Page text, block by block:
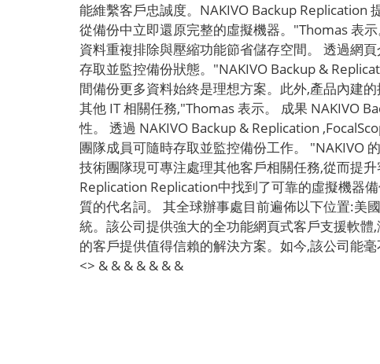
能維繫客戶忠誠度。NAKIVO Backup Replication
從備份中立即還原完整的虛擬機器。"Thomas 表
資料重複排除與壓縮功能節省儲存空間。 透過網
存取並監控備份狀態。"NAKIVO Backup &
間備份更多資料始終是理想方案。此外,產品內建
其他 IT 相關任務,"Thomas 表示。 成果 NAKIVO
性。 透過 NAKIVO Backup & Replication
團隊成員可隨時存取並監控備份工作。 "NAKIVO
技術團隊現可專注處理其他客戶相關任務,從而提
Replication Replication中找到了可靠的虛擬機器
質的代名詞。 其全球辦事處目前遍佈以下位置:美
統。該公司提供強大的全功能網頁式客戶支援軟
的客戶提供值得信賴的解決方案。如今,該公司能
<> & & & & & & &